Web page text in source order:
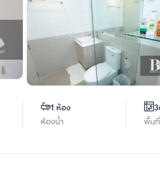
1 ห้อง
ห้องน้ำ
พื้น